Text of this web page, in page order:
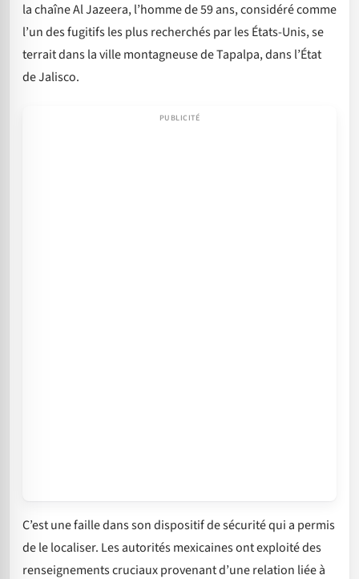
la chaîne Al Jazeera, l’homme de 59 ans, considéré comme
l’un des fugitifs les plus recherchés par les États-Unis, se
terrait dans la ville montagneuse de Tapalpa, dans l’État
de Jalisco.
C’est une faille dans son dispositif de sécurité qui a permis
de le localiser. Les autorités mexicaines ont exploité des
renseignements cruciaux provenant d’une relation liée à